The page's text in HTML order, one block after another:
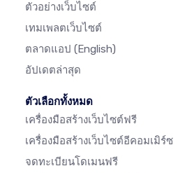
ตัวอย่างเว็บไซต์
เทมเพลตเว็บไซต์
ตลาดแอป (English)
อัปเดตล่าสุด
ตัวเลือกทั้งหมด
เครื่องมือสร้างเว็บไซต์ฟรี
เครื่องมือสร้างเว็บไซต์อีคอมเมิร์ซ
จดทะเบียนโดเมนฟรี